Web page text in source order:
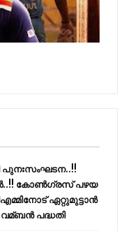
പുനഃസംഘടന..!!
കോണ്‍ഗ്രസ് പഴയ
ഏറ്റുമുട്ടാന്‍
പദ്ധതി